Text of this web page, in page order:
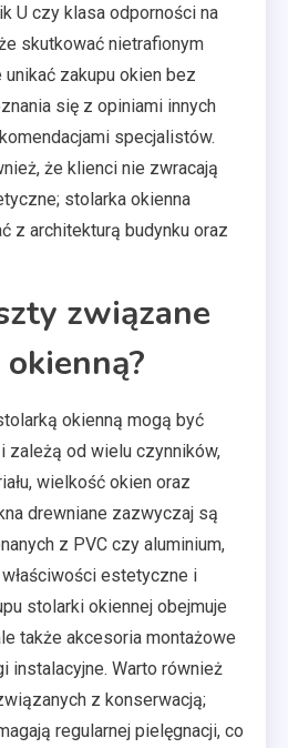
U czy klasa odporności na
skutkować nietrafionym
zakupu okien bez
się z opiniami innych
specjalistów.
że klienci nie zwracają
stolarka okienna
z architekturą budynku oraz
związane
okienną mogą być
zależą od wielu czynników,
wielkość okien oraz
drewniane zazwyczaj są
z PVC czy aluminium,
estetyczne i
stolarki okiennej obejmuje
także akcesoria montażowe
instalacyjne. Warto również
z konserwacją;
regularnej pielęgnacji, co